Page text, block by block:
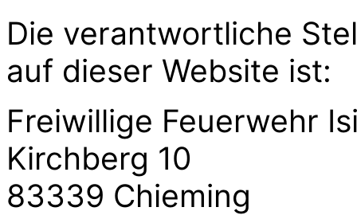
Die verantwortliche
auf dieser Website ist:
Freiwillige Feuerwehr
Kirchberg 10
83339 Chieming